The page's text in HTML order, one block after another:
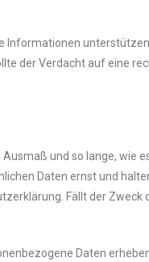
Informationen
der Verdacht auf eine
und so lange, wie
Daten ernst und
Fällt der Zweck
Daten